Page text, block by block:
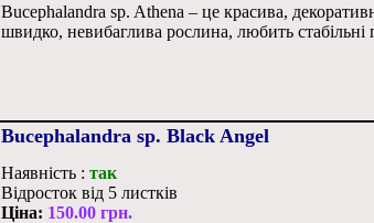
Bucephalandra sp. Athena – це красива,
швидко, невибаглива рослина, любить
Bucephalandra sp. Black Angel
Наявність :так
Відросток від 5 листків
Ціна: 150.00 грн.